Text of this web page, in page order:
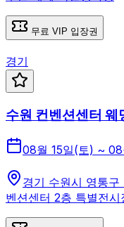
무료 VIP 입장권
경기
수원 컨벤션센터 웨
08월 15일(토) ~
경기 수원시 영통
벤션센터 2층 특별전시